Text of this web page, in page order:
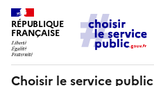
RÉPUBLIQUE
FRANÇAISE
Choisir le service public